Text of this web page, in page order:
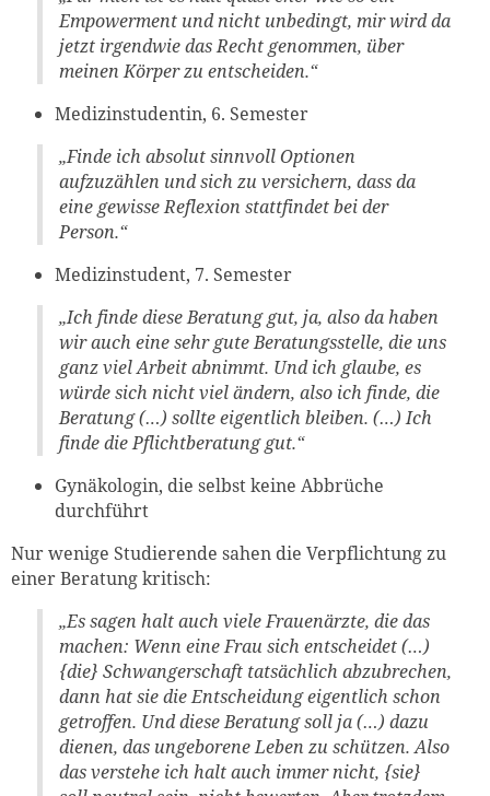
Empowerment und nicht unbedingt, mir wird da
jetzt irgendwie das Recht genommen, über
meinen Körper zu entscheiden.“
Medizinstudentin, 6. Semester
„Finde ich absolut sinnvoll Optionen
aufzuzählen und sich zu versichern, dass da
eine gewisse Reflexion stattfindet bei der
Person.“
Medizinstudent, 7. Semester
„Ich finde diese Beratung gut, ja, also da haben
wir auch eine sehr gute Beratungsstelle, die uns
ganz viel Arbeit abnimmt. Und ich glaube, es
würde sich nicht viel ändern, also ich finde, die
Beratung (…) sollte eigentlich bleiben. (…) Ich
finde die Pflichtberatung gut.“
Gynäkologin, die selbst keine Abbrüche
durchführt
Nur wenige Studierende sahen die Verpflichtung zu
einer Beratung kritisch:
„Es sagen halt auch viele Frauenärzte, die das
machen: Wenn eine Frau sich entscheidet (…)
{die} Schwangerschaft tatsächlich abzubrechen,
dann hat sie die Entscheidung eigentlich schon
getroffen. Und diese Beratung soll ja (…) dazu
dienen, das ungeborene Leben zu schützen. Also
das verstehe ich halt auch immer nicht, {sie}